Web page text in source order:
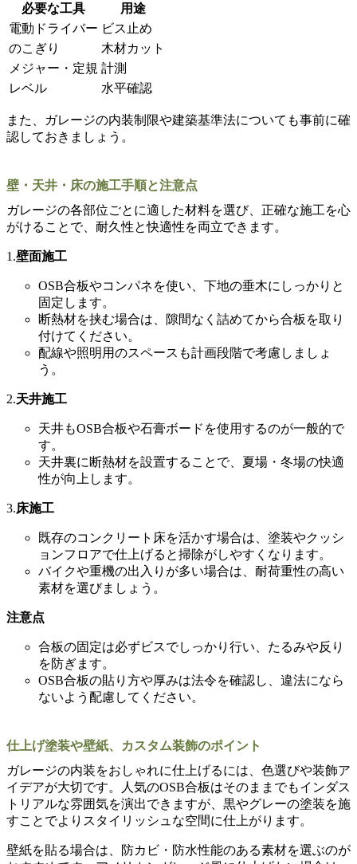
必要な工具
用途
電動ドライバー ビス止め
のこぎり
木材カット
メジャー・定規 計測
レベル
水平確認
また、ガレージの内装制限や建築基準法についても事前に確
認しておきましょう。
壁・天井・床の施工手順と注意点
ガレージの各部位ごとに適した材料を選び、正確な施工を心
がけることで、耐久性と快適性を両立できます。
1.壁面施工
OSB合板やコンパネを使い、下地の垂木にしっかりと
固定します。
断熱材を挟む場合は、隙間なく詰めてから合板を取り
付けてください。
配線や照明用のスペースも計画段階で考慮しましょ
う。
2.天井施工
天井もOSB合板や石膏ボードを使用するのが一般的で
す。
天井裏に断熱材を設置することで、夏場・冬場の快適
性が向上します。
3.床施工
既存のコンクリート床を活かす場合は、塗装やクッシ
ョンフロアで仕上げると掃除がしやすくなります。
バイクや重機の出入りが多い場合は、耐荷重性の高い
素材を選びましょう。
注意点
合板の固定は必ずビスでしっかり行い、たるみや反り
を防ぎます。
OSB合板の貼り方や厚みは法令を確認し、違法になら
ないよう配慮してください。
仕上げ塗装や壁紙、カスタム装飾のポイント
ガレージの内装をおしゃれに仕上げるには、色選びや装飾ア
イデアが大切です。人気のOSB合板はそのままでもインダス
トリアルな雰囲気を演出できますが、黒やグレーの塗装を施
すことでよりスタイリッシュな空間に仕上がります。
壁紙を貼る場合は、防カビ・防水性能のある素材を選ぶのが